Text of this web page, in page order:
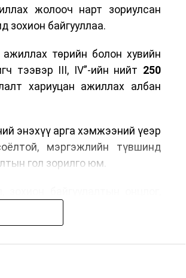
жолооч нарт зориулсан
зохион байгууллаа.
төрийн болон хувийн
тээвэр III, IV”-ийн нийт 250
хариуцан ажиллах албан
энэхүү арга хэмжээний үеэр
мэргэжлийн түвшинд
гол зорилго юм.
жолооч нарын үүрэг
харилцааны талаар
болон арга хэмжээний